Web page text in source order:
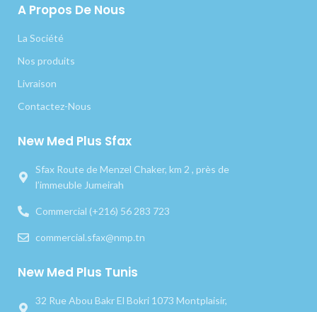
A Propos De Nous
La Société
Nos produits
Livraison
Contactez-Nous
New Med Plus Sfax
Sfax Route de Menzel Chaker, km 2 , près de
l’immeuble Jumeirah
Commercial (+216) 56 283 723
commercial.sfax@nmp.tn
New Med Plus Tunis
32 Rue Abou Bakr El Bokri 1073 Montplaisir,